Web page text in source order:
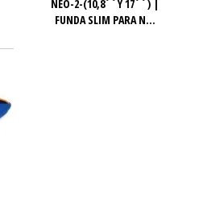
NEO-2-(10,8´´Y 17´´) |
FUNDA SLIM PARA N...